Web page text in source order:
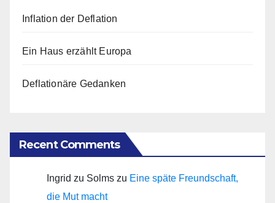
Inflation der Deflation
Ein Haus erzählt Europa
Deflationäre Gedanken
Recent Comments
Ingrid zu Solms zu Eine späte Freundschaft,
die Mut macht